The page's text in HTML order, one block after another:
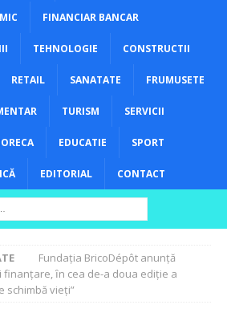
FINANCIAR BANCAR
TEHNOLOGIE CONSTRUCTII
RETAIL SANATATE FRUMUSETE
TURISM SERVICII
EDUCATIE SPORT
EDITORIAL CONTACT
Fundația BricoDépôt anunţă
finanţare, ȋn cea de-a doua ediţie a
schimbă vieţi”